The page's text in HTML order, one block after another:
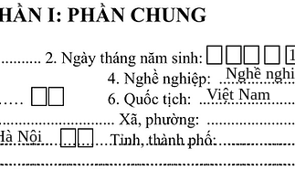
Nghề
Việt Nam
Nội